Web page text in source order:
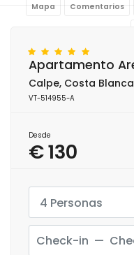
Mapa Comentarios
Apartamento
Calpe, Costa
VT-514955-A
Desde
€ 130
4 Personas